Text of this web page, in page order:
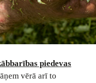
piedevas
vērā arī to